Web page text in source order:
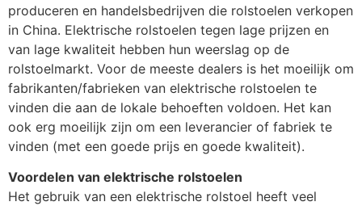
produceren en handelsbedrijven die rolstoelen verkopen
in China. Elektrische rolstoelen tegen lage prijzen en
van lage kwaliteit hebben hun weerslag op de
rolstoelmarkt. Voor de meeste dealers is het moeilijk om
fabrikanten/fabrieken van elektrische rolstoelen te
vinden die aan de lokale behoeften voldoen. Het kan
ook erg moeilijk zijn om een leverancier of fabriek te
vinden (met een goede prijs en goede kwaliteit).
Voordelen van elektrische rolstoelen
Het gebruik van een elektrische rolstoel heeft veel